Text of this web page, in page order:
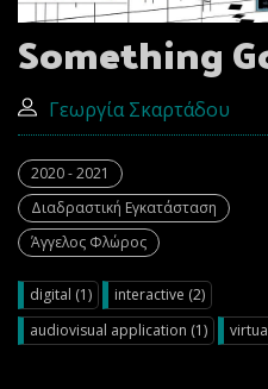
Something
Γεωργία Σκαρτάδου
2020 - 2021
Διαδραστική Εγκατάσταση
Άγγελος Φλώρος
digital (1)
interactive (2)
audiovisual application (1)